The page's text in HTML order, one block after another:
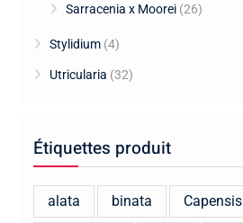
Sarracenia x Moorei (26)
Stylidium (4)
Utricularia (32)
Étiquettes produit
alata binata Capensis